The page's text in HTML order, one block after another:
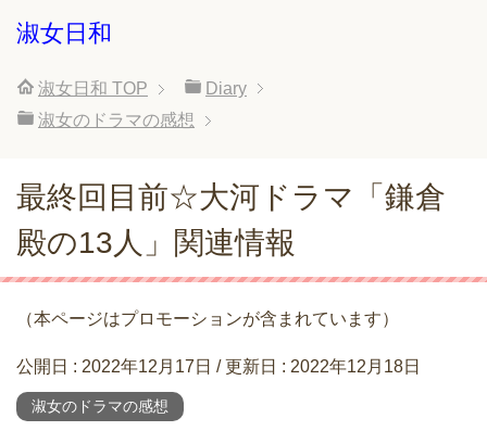
淑女日和
淑女日和 TOP
Diary
淑女のドラマの感想
最終回目前☆大河ドラマ「鎌倉
殿の13人」関連情報
（本ページはプロモーションが含まれています）
公開日 : 2022年12月17日 / 更新日 : 2022年12月18日
淑女のドラマの感想